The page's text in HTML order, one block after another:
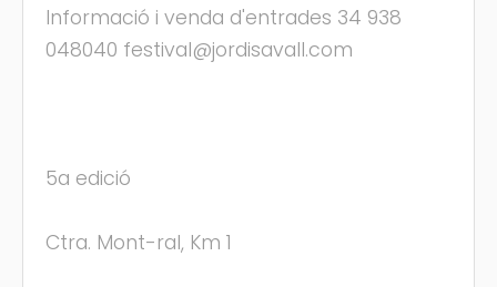
Informació i venda d'entrades 34 938
048040 festival@jordisavall.com
5a edició
Ctra. Mont-ral, Km 1